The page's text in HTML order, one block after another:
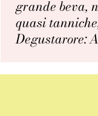
grande beva,
quasi
Degustarore: